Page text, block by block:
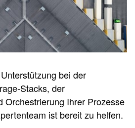
bei der
Stacks, der
Orchestrierung Ihrer Prozesse
ist bereit zu helfen.